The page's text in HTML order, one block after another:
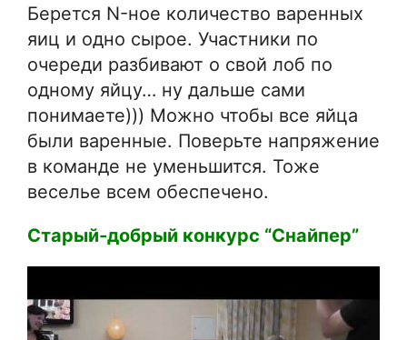
Берется N-ное количество варенных
яиц и одно сырое. Участники по
очереди разбивают о свой лоб по
одному яйцу… ну дальше сами
понимаете))) Можно чтобы все яйца
были варенные. Поверьте напряжение
в команде не уменьшится. Тоже
веселье всем обеспечено.
Старый-добрый конкурс “Снайпер”